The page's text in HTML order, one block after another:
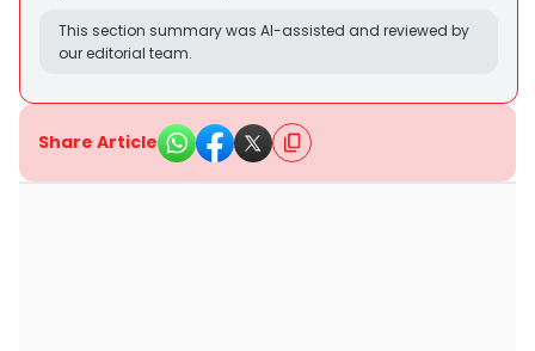
This section summary was AI-assisted and reviewed by
our editorial team.
Share Article